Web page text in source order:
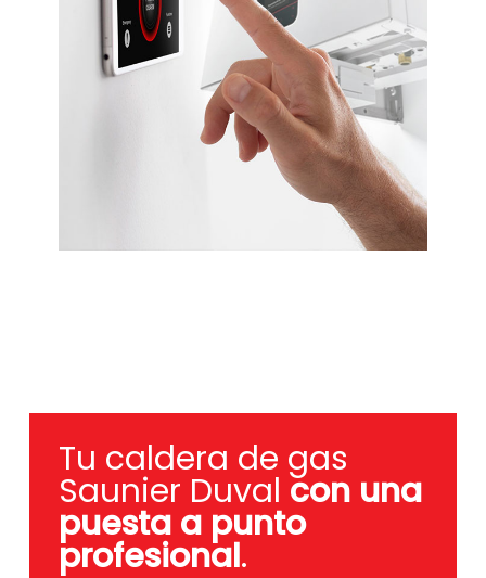
Tu caldera de gas
Saunier Duval con una
puesta a punto
profesional.